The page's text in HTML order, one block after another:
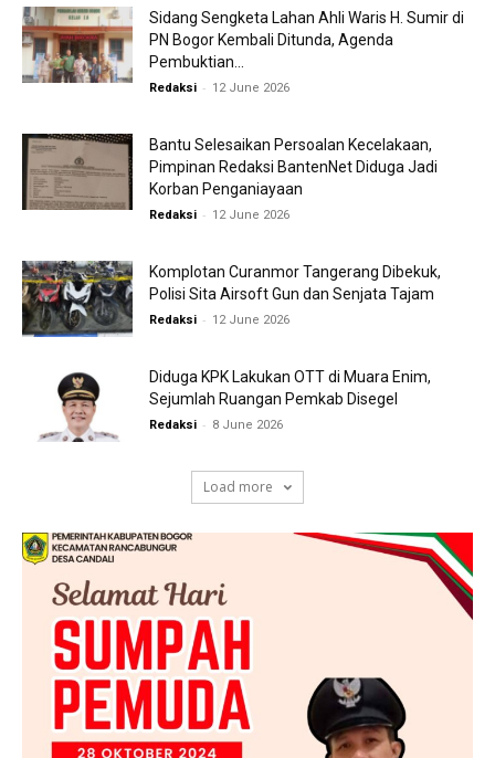
Sidang Sengketa Lahan Ahli Waris H. Sumir di
PN Bogor Kembali Ditunda, Agenda
Pembuktian...
Redaksi - 12 June 2026
Bantu Selesaikan Persoalan Kecelakaan,
Pimpinan Redaksi BantenNet Diduga Jadi
Korban Penganiayaan
Redaksi - 12 June 2026
Komplotan Curanmor Tangerang Dibekuk,
Polisi Sita Airsoft Gun dan Senjata Tajam
Redaksi - 12 June 2026
Diduga KPK Lakukan OTT di Muara Enim,
Sejumlah Ruangan Pemkab Disegel
Redaksi - 8 June 2026
Load more